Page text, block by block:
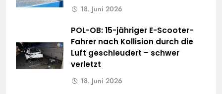
18. Juni 2026
POL-OB: 15-jähriger E-Scooter-
Fahrer nach Kollision durch die
Luft geschleudert – schwer
verletzt
18. Juni 2026